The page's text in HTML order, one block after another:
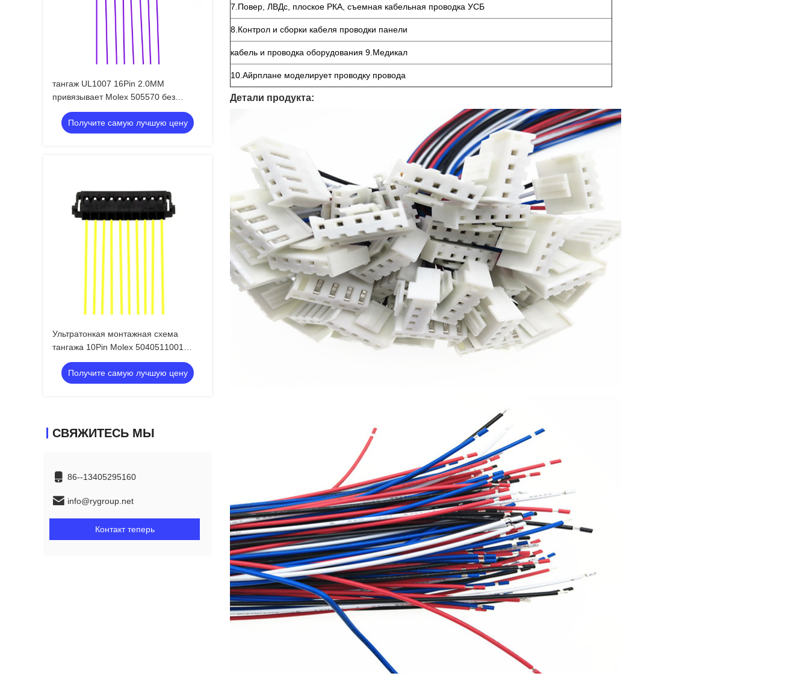
тангаж UL1007 16Pin 2.0MM
привязывает Molex 505570 без
перенося вопросов
Получите самую лучшую цену
Ультратонкая монтажная схема
тангажа 10Pin Molex 5040511001
замка 1.50mm Pico
Получите самую лучшую цену
СВЯЖИТЕСЬ МЫ
86--13405295160
info@rygroup.net
Контакт теперь
7.Повер, ЛВДс, плоское РКА, съемная кабельная проводка УСБ
8.Контрол и сборки кабеля проводки панели
кабель и проводка оборудования 9.Медикал
10.Айрплане моделирует проводку провода
Детали продукта: